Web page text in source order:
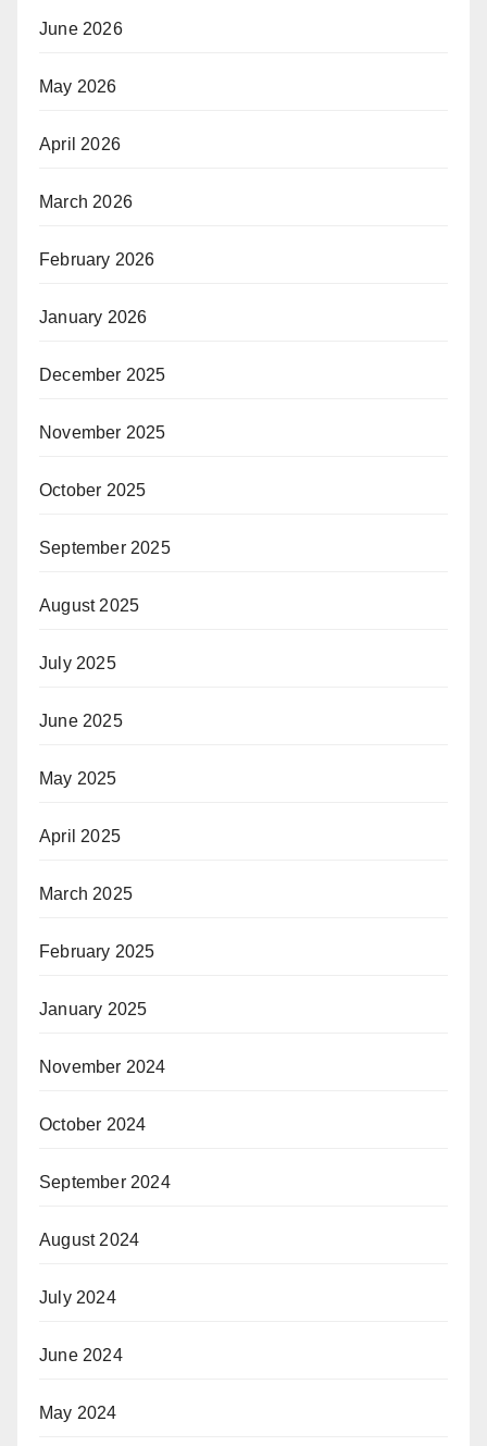
June 2026
May 2026
April 2026
March 2026
February 2026
January 2026
December 2025
November 2025
October 2025
September 2025
August 2025
July 2025
June 2025
May 2025
April 2025
March 2025
February 2025
January 2025
November 2024
October 2024
September 2024
August 2024
July 2024
June 2024
May 2024